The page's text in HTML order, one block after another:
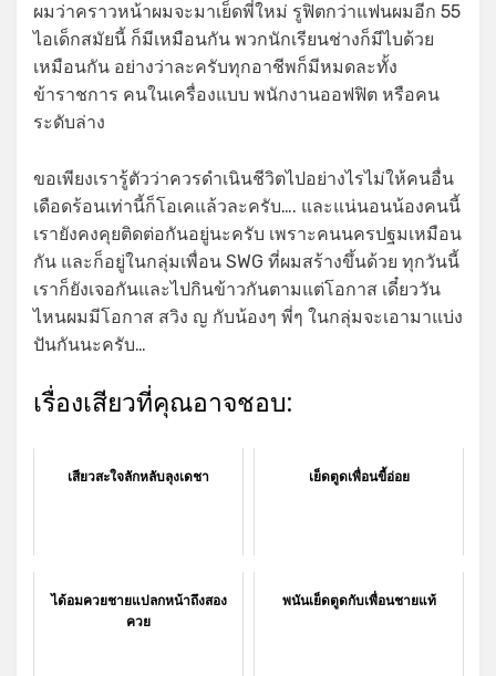
ผมว่าคราวหน้าผมจะมาเย็ดพี่ใหม่ รูฟิตกว่าแฟนผมอีก 55
ไอเด็กสมัยนี้ ก็มีเหมือนกัน พวกนักเรียนช่างก็มีไบด้วย
เหมือนกัน อย่างว่าละครับทุกอาชีพก็มีหมดละทั้ง
ข้าราชการ คนในเครื่องแบบ พนักงานออฟฟิต หรือคน
ระดับล่าง
ขอเพียงเรารู้ตัวว่าควรดำเนินชีวิตไปอย่างไรไม่ให้คนอื่น
เดือดร้อนเท่านี้ก็โอเคแล้วละครับ…. และแน่นอนน้องคนนี้
เรายังคงคุยติดต่อกันอยู่นะครับ เพราะคนนครปฐมเหมือน
กัน และก็อยู่ในกลุ่มเพื่อน SWG ที่ผมสร้างขึ้นด้วย ทุกวันนี้
เราก็ยังเจอกันและไปกินข้าวกันตามแต่โอกาส เดี๋ยววัน
ไหนผมมีโอกาส สวิง ญ กับน้องๆ พี่ๆ ในกลุ่มจะเอามาแบ่ง
ปันกันนะครับ…
เรื่องเสียวที่คุณอาจชอบ:
เสียวสะใจลักหลับลุงเดชา เย็ดตูดเพื่อนขี้อ่อย
ได้อมควยชายแปลกหน้าถึงสอง
ควย
พนันเย็ดตูดกับเพื่อนชายแท้